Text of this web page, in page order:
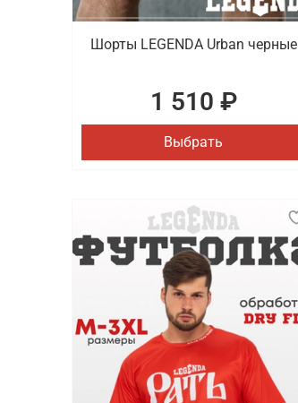
Шорты LEGENDA Urban черные
1 510 ₽
Выбрать